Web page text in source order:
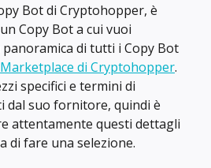
Bot di Cryptohopper, è
Copy Bot a cui vuoi
di tutti i Copy Bot
Marketplace di Cryptohopper.
specifici e termini di
dal suo fornitore, quindi è
attentamente questi dettagli
di fare una selezione.